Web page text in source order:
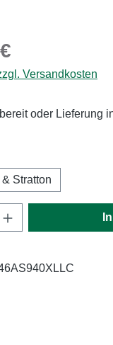
Versandkosten
oder Lieferung
Stratton
Gib den